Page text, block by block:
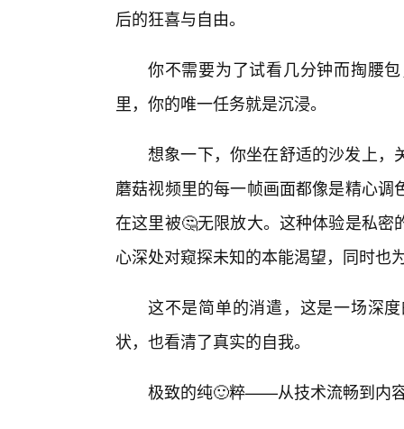
后的狂喜与自由。
你不需要为了试看几分钟而掏腰
里，你的唯一任务就是沉浸。
想象一下，你坐在舒适的沙发上，
蘑菇视频里的每一帧画面都像是精心
在这里被🤔无限放大。这种体验是私
心深处对窥探未知的本能渴望，同时也
这不是简单的消遣，这是一场深
状，也看清了真实的自我。
极致的纯🙂粹——从技术流畅到内